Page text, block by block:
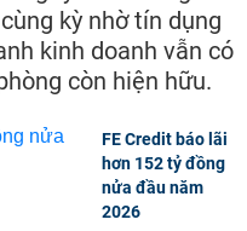
kỳ nhờ tín dụng
kinh doanh vẫn có
còn hiện hữu.
FE Credit báo lãi
hơn 152 tỷ đồng
nửa đầu năm
2026